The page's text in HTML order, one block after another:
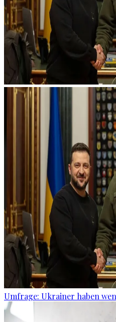
Umfrage: Ukrainer haben